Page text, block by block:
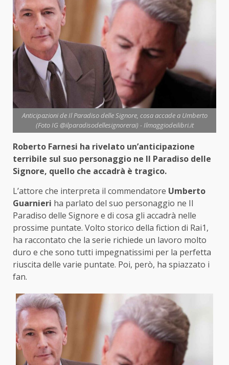
Anticipazioni de Il Paradiso delle Signore, cosa accade a Umberto
(Foto IG @ilparadisodellesignorerai) - Ilmaggiodeilibri.it
Roberto Farnesi ha rivelato un’anticipazione
terribile sul suo personaggio ne Il Paradiso delle
Signore, quello che accadrà è tragico.
L’attore che interpreta il commendatore Umberto
Guarnieri ha parlato del suo personaggio ne Il
Paradiso delle Signore e di cosa gli accadrà nelle
prossime puntate. Volto storico della fiction di Rai1,
ha raccontato che la serie richiede un lavoro molto
duro e che sono tutti impegnatissimi per la perfetta
riuscita delle varie puntate. Poi, però, ha spiazzato i
fan.